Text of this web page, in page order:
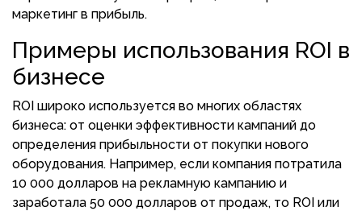
маркетинг в прибыль.
Примеры использования ROI в
бизнесе
ROI широко используется во многих областях
бизнеса: от оценки эффективности кампаний до
определения прибыльности от покупки нового
оборудования. Например, если компания потратила
10 000 долларов на рекламную кампанию и
заработала 50 000 долларов от продаж, то ROI или